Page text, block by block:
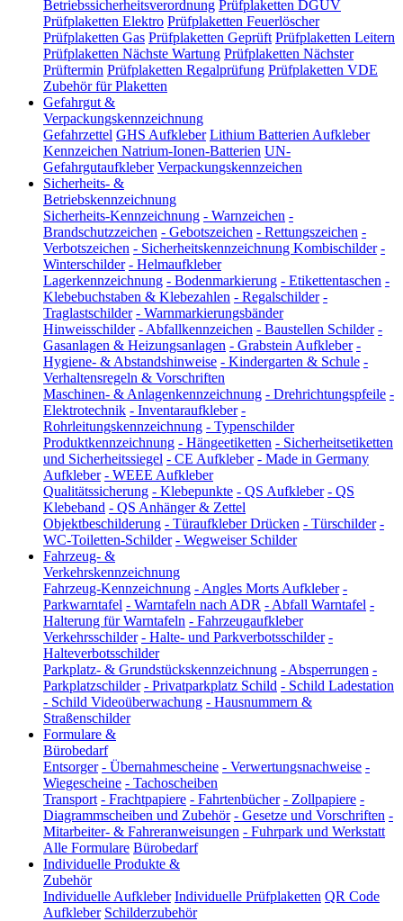
Betriebssicherheitsverordnung Prüfplaketten DGUV
Prüfplaketten Elektro Prüfplaketten Feuerlöscher
Prüfplaketten Gas Prüfplaketten Geprüft Prüfplaketten Leitern
Prüfplaketten Nächste Wartung Prüfplaketten Nächster
Prüftermin Prüfplaketten Regalprüfung Prüfplaketten VDE
Zubehör für Plaketten
Gefahrgut &
Verpackungskennzeichnung
Gefahrzettel GHS Aufkleber Lithium Batterien Aufkleber
Kennzeichen Natrium-Ionen-Batterien UN-
Gefahrgutaufkleber Verpackungskennzeichen
Sicherheits- &
Betriebskennzeichnung
Sicherheits-Kennzeichnung - Warnzeichen -
Brandschutzzeichen - Gebotszeichen - Rettungszeichen -
Verbotszeichen - Sicherheitskennzeichnung Kombischilder -
Winterschilder - Helmaufkleber
Lagerkennzeichnung - Bodenmarkierung - Etikettentaschen -
Klebebuchstaben & Klebezahlen - Regalschilder -
Traglastschilder - Warnmarkierungsbänder
Hinweisschilder - Abfallkennzeichen - Baustellen Schilder -
Gasanlagen & Heizungsanlagen - Grabstein Aufkleber -
Hygiene- & Abstandshinweise - Kindergarten & Schule -
Verhaltensregeln & Vorschriften
Maschinen- & Anlagenkennzeichnung - Drehrichtungspfeile -
Elektrotechnik - Inventaraufkleber -
Rohrleitungskennzeichnung - Typenschilder
Produktkennzeichnung - Hängeetiketten - Sicherheitsetiketten
und Sicherheitssiegel - CE Aufkleber - Made in Germany
Aufkleber - WEEE Aufkleber
Qualitätssicherung - Klebepunkte - QS Aufkleber - QS
Klebeband - QS Anhänger & Zettel
Objektbeschilderung - Türaufkleber Drücken - Türschilder -
WC-Toiletten-Schilder - Wegweiser Schilder
Fahrzeug- &
Verkehrskennzeichnung
Fahrzeug-Kennzeichnung - Angles Morts Aufkleber -
Parkwarntafel - Warntafeln nach ADR - Abfall Warntafel -
Halterung für Warntafeln - Fahrzeugaufkleber
Verkehrsschilder - Halte- und Parkverbotsschilder -
Halteverbotsschilder
Parkplatz- & Grundstückskennzeichnung - Absperrungen -
Parkplatzschilder - Privatparkplatz Schild - Schild Ladestation
- Schild Videoüberwachung - Hausnummern &
Straßenschilder
Formulare &
Bürobedarf
Entsorger - Übernahmescheine - Verwertungsnachweise -
Wiegescheine - Tachoscheiben
Transport - Frachtpapiere - Fahrtenbücher - Zollpapiere -
Diagrammscheiben und Zubehör - Gesetze und Vorschriften -
Mitarbeiter- & Fahreranweisungen - Fuhrpark und Werkstatt
Alle Formulare Bürobedarf
Individuelle Produkte &
Zubehör
Individuelle Aufkleber Individuelle Prüfplaketten QR Code
Aufkleber Schilderzubehör